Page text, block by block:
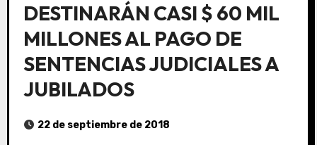
DESTINARÁN CASI $ 60 MIL
MILLONES AL PAGO DE
SENTENCIAS JUDICIALES A
JUBILADOS
22 de septiembre de 2018